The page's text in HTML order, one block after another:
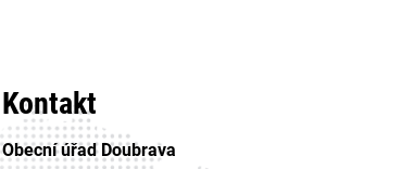
Kontakt
Obecní úřad Doubrava